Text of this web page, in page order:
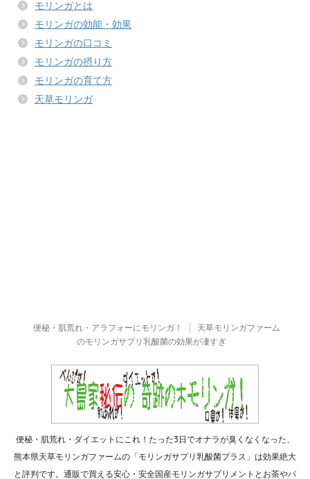
モリンガとは
モリンガの効能・効果
モリンガの口コミ
モリンガの摂り方
モリンガの育て方
天草モリンガ
便秘・肌荒れ・アラフォーにモリンガ！
天草モリンガファーム
のモリンガサプリ乳酸菌の効果が凄すぎ
便秘・肌荒れ・ダイエットにこれ！たった3日でオナラが臭くなくなった、
熊本県天草モリンガファームの「モリンガサプリ乳酸菌プラス」は効果絶大
と評判です。通販で買える安心・安全国産モリンガサプリメントとお茶やパ